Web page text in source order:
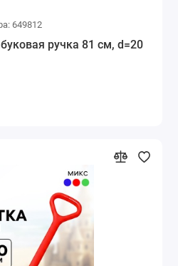
649812
ручка 81 см, d=20